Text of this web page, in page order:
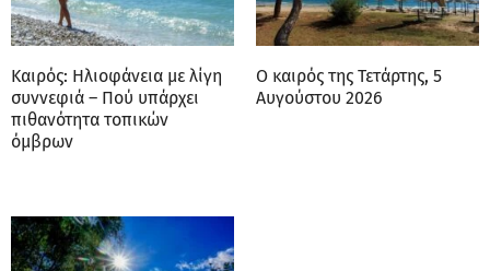
Καιρός: Ηλιοφάνεια με λίγη
συννεφιά – Πού υπάρχει
πιθανότητα τοπικών
όμβρων
Ο καιρός της Τετάρτης, 5
Αυγούστου 2026